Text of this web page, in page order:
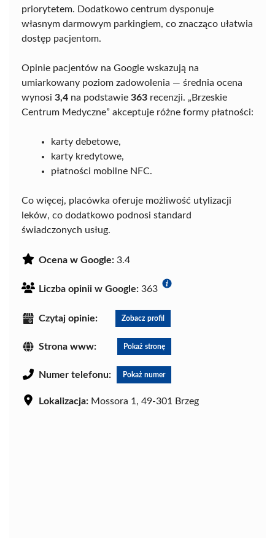
priorytetem. Dodatkowo centrum dysponuje
własnym darmowym parkingiem, co znacząco ułatwia
dostęp pacjentom.
Opinie pacjentów na Google wskazują na
umiarkowany poziom zadowolenia — średnia ocena
wynosi 3,4 na podstawie 363 recenzji. „Brzeskie
Centrum Medyczne” akceptuje różne formy płatności:
karty debetowe,
karty kredytowe,
płatności mobilne NFC.
Co więcej, placówka oferuje możliwość utylizacji
leków, co dodatkowo podnosi standard
świadczonych usług.
Ocena w Google: 3.4
Liczba opinii w Google: 363
Czytaj opinie: Zobacz profil
Strona www: Pokaż stronę
Numer telefonu: Pokaż numer
Lokalizacja: Mossora 1, 49-301 Brzeg